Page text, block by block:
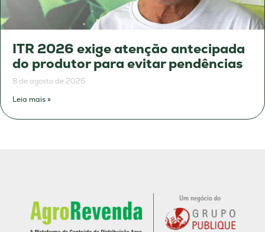
ITR 2026 exige atenção antecipada
do produtor para evitar pendências
8 de agosto de 2026
Leia mais »